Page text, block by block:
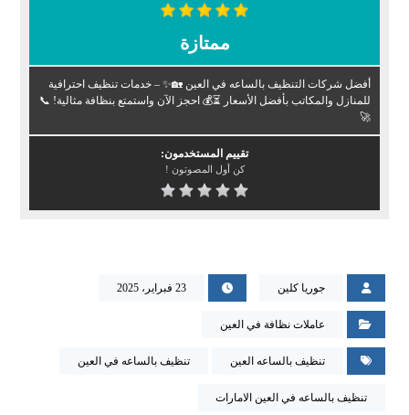
ممتازة
أفضل شركات التنظيف بالساعه في العين 🏡✨ – خدمات تنظيف احترافية
للمنازل والمكاتب بأفضل الأسعار ⏳💰 احجز الآن واستمتع بنظافة مثالية! 📞
🚀
تقييم المستخدمون:
كن أول المصوتون !
جوريا كلين 23 فبراير، 2025
عاملات نظافة في العين
تنظيف بالساعه العين تنظيف بالساعه في العين
تنظيف بالساعه في العين الامارات